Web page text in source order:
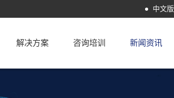
中文版
解决方案 咨询培训 新闻资讯